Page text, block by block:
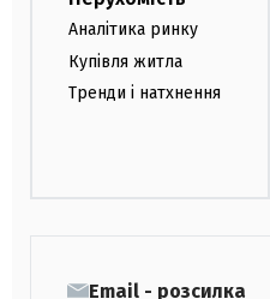
Аналітика ринку
Купівля житла
Тренди і натхнення
Email - розсилка